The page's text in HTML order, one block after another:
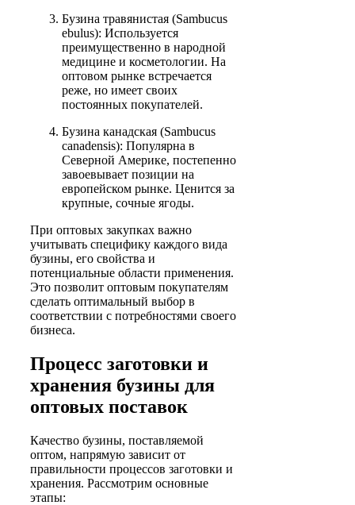
Бузина травянистая (Sambucus
ebulus): Используется
преимущественно в народной
медицине и косметологии. На
оптовом рынке встречается
реже, но имеет своих
постоянных покупателей.
Бузина канадская (Sambucus
canadensis): Популярна в
Северной Америке, постепенно
завоевывает позиции на
европейском рынке. Ценится за
крупные, сочные ягоды.
При оптовых закупках важно
учитывать специфику каждого вида
бузины, его свойства и
потенциальные области применения.
Это позволит оптовым покупателям
сделать оптимальный выбор в
соответствии с потребностями своего
бизнеса.
Процесс заготовки и
хранения бузины для
оптовых поставок
Качество бузины, поставляемой
оптом, напрямую зависит от
правильности процессов заготовки и
хранения. Рассмотрим основные
этапы: